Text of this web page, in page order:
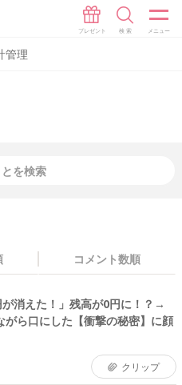
管理
コメント数順
が消えた！」残高が0円に！？→
がら口にした【衝撃の秘密】に顔
クリップ